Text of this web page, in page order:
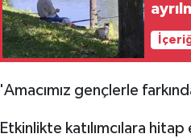
'Amacımız gençlerle
Etkinlikte katılımcılara